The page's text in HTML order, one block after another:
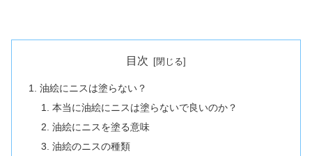
目次
油絵にニスは塗らない？
本当に油絵にニスは塗らないで良いのか？
油絵にニスを塗る意味
油絵のニスの種類